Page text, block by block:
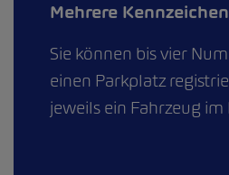
Mehrere
Sie können bis vier
einen Parkplatz
jeweils ein Fahrzeug im